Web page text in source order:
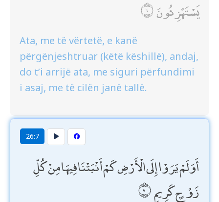
يَسْتَهْزِئُونَ
Ata, me të vërtetë, e kanë
përgënjeshtruar (këtë këshillë), andaj,
do t’i arrijë ata, me siguri përfundimi
i asaj, me të cilën janë tallë.
26:7
أَوَلَمْ يَرَوْا إِلَى الْأَرْضِ كَمْ أَنْبَتْنَا فِيهَا مِنْ كُلِّ
زَوْجٍ كَرِيمٍ